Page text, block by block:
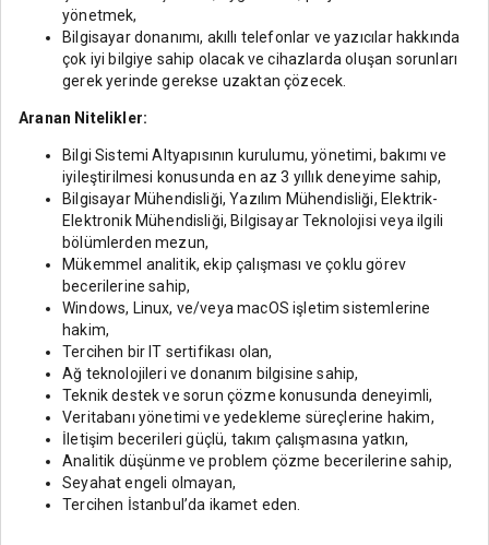
yönetmek,
Bilgisayar donanımı, akıllı telefonlar ve yazıcılar hakkında
çok iyi bilgiye sahip olacak ve cihazlarda oluşan sorunları
gerek yerinde gerekse uzaktan çözecek.
Aranan Nitelikler:
Bilgi Sistemi Altyapısının kurulumu, yönetimi, bakımı ve
iyileştirilmesi konusunda en az 3 yıllık deneyime sahip,
Bilgisayar Mühendisliği, Yazılım Mühendisliği, Elektrik-
Elektronik Mühendisliği, Bilgisayar Teknolojisi veya ilgili
bölümlerden mezun,
Mükemmel analitik, ekip çalışması ve çoklu görev
becerilerine sahip,
Windows, Linux, ve/veya macOS işletim sistemlerine
hakim,
Tercihen bir IT sertifikası olan,
Ağ teknolojileri ve donanım bilgisine sahip,
Teknik destek ve sorun çözme konusunda deneyimli,
Veritabanı yönetimi ve yedekleme süreçlerine hakim,
İletişim becerileri güçlü, takım çalışmasına yatkın,
Analitik düşünme ve problem çözme becerilerine sahip,
Seyahat engeli olmayan,
Tercihen İstanbul’da ikamet eden.